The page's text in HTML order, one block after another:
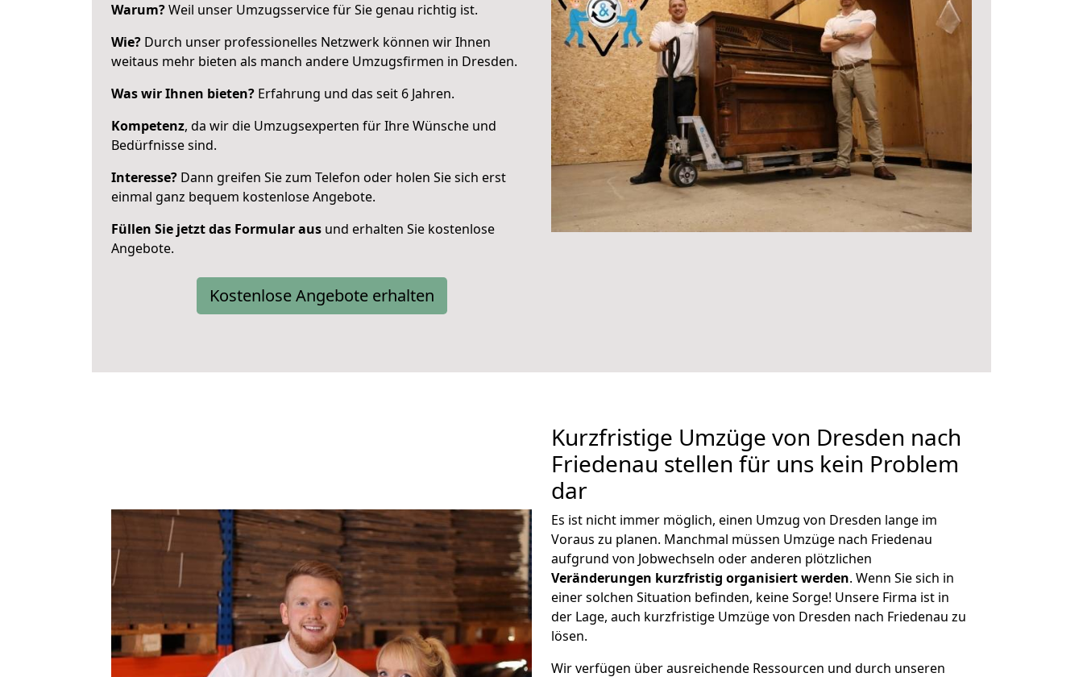
Warum?Weil unser Umzugsservice für Sie genau richtig ist.
Wie? Durch unser professionelles Netzwerk können wir Ihnen
weitaus mehr bieten als manch andere Umzugsfirmen in Dresden.
Was wir Ihnen bieten? Erfahrung und das seit 6 Jahren.
Kompetenz, da wir die Umzugsexperten für Ihre Wünsche und
Bedürfnisse sind.
Interesse? Dann greifen Sie zum Telefon oder holen Sie sich erst
einmal ganz bequem kostenlose Angebote.
Füllen Sie jetzt das Formular aus und erhalten Sie kostenlose
Angebote.
Kostenlose Angebote erhalten
Kurzfristige Umzüge von Dresden nach
Friedenau stellen für uns kein Problem
dar
Es ist nicht immer möglich, einen Umzug von Dresden lange im
Voraus zu planen. Manchmal müssen Umzüge nach Friedenau
aufgrund von Jobwechseln oder anderen plötzlichen
Veränderungen kurzfristig organisiert werden. Wenn Sie sich in
einer solchen Situation befinden, keine Sorge! Unsere Firma ist in
der Lage, auch kurzfristige Umzüge von Dresden nach Friedenau zu
lösen.
Wir verfügen über ausreichende Ressourcen und durch unseren